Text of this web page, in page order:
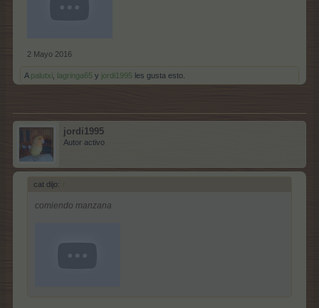
2 Mayo 2016
A palutxi lagringa65 y jordi1995 les gusta esto.
jordi1995
Autor activo
cat dijo: ↑
comiendo manzana